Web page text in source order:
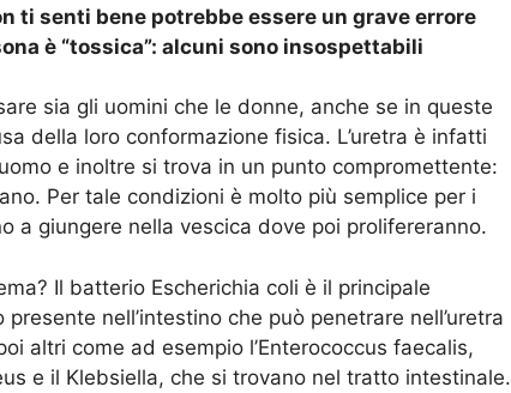
ti senti bene potrebbe essere un grave errore
è “tossica”: alcuni sono insospettabili
sia gli uomini che le donne, anche se in queste
della loro conformazione fisica. L’uretra è infatti
e inoltre si trova in un punto compromettente:
Per tale condizioni è molto più semplice per i
a giungere nella vescica dove poi prolifereranno.
Il batterio Escherichia coli è il principale
nell’intestino che può penetrare nell’uretra
altri come ad esempio l’Enterococcus faecalis,
e il Klebsiella, che si trovano nel tratto intestinale.